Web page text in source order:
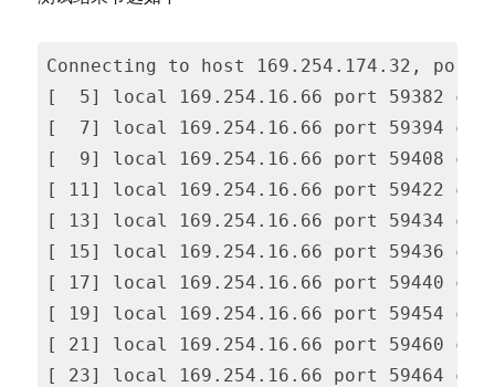
CSS
Connecting to host 169.254.174.32, port
[  5] local 169.254.16.66 port 59382
[  7] local 169.254.16.66 port 59394
[  9] local 169.254.16.66 port 59408
[ 11] local 169.254.16.66 port 59422
[ 13] local 169.254.16.66 port 59434
[ 15] local 169.254.16.66 port 59436
[ 17] local 169.254.16.66 port 59440
[ 19] local 169.254.16.66 port 59454
[ 21] local 169.254.16.66 port 59460
[ 23] local 169.254.16.66 port 59464